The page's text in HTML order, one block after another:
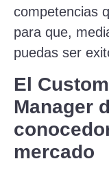
competencias
para que,
puedas ser
El
Manager
mercado